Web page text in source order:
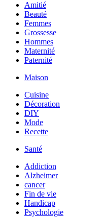
Amitié
Beauté
Femmes
Grossesse
Hommes
Maternité
Paternité
Maison
Cuisine
Décoration
DIY
Mode
Recette
Santé
Addiction
Alzheimer
cancer
Fin de vie
Handicap
Psychologie